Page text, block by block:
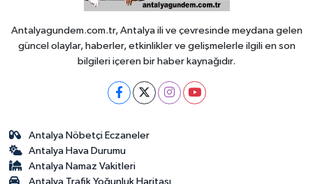
Antalyagundem.com.tr, Antalya ili ve çevresinde meydana gelen
güncel olaylar, haberler, etkinlikler ve gelişmelerle ilgili en son
bilgileri içeren bir haber kaynağıdır.
Antalya Nöbetçi Eczaneler
Antalya Hava Durumu
Antalya Namaz Vakitleri
Antalya Trafik Yoğunluk Haritası